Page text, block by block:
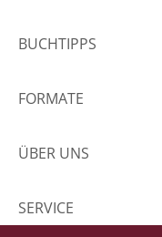
BUCHTIPPS
FORMATE
ÜBER UNS
SERVICE